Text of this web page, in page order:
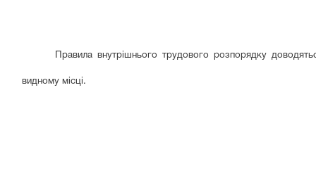
Правила внутрішнього трудового розпорядку
видному місці.